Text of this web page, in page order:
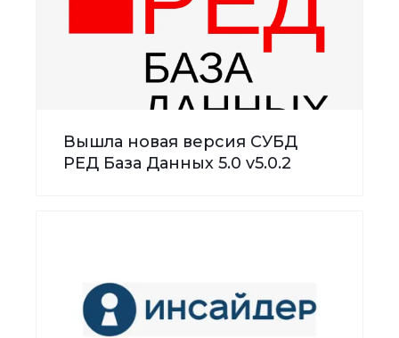
Вышла новая версия СУБД
РЕД База Данных 5.0 v5.0.2